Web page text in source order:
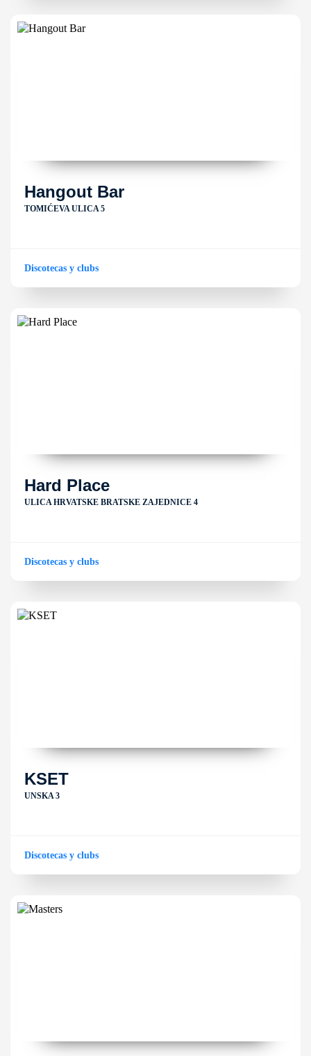
Hangout Bar
TOMIĆEVA ULICA 5
Discotecas y clubs
Hard Place
ULICA HRVATSKE BRATSKE ZAJEDNICE 4
Discotecas y clubs
KSET
UNSKA 3
Discotecas y clubs